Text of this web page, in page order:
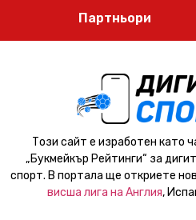
Партньори
Този сайт е изработен като
„Букмейкър Рейтинги“ за
спорт. В портала ще откриете
висша лига на Англия,